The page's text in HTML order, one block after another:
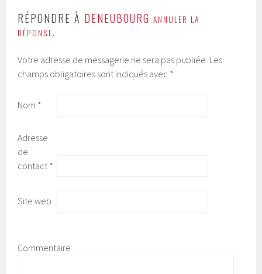
RÉPONDRE À DENEUBOURG ANNULER LA
RÉPONSE.
Votre adresse de messagerie ne sera pas publiée. Les
champs obligatoires sont indiqués avec *
Nom *
Adresse
de
contact *
Site web
Commentaire